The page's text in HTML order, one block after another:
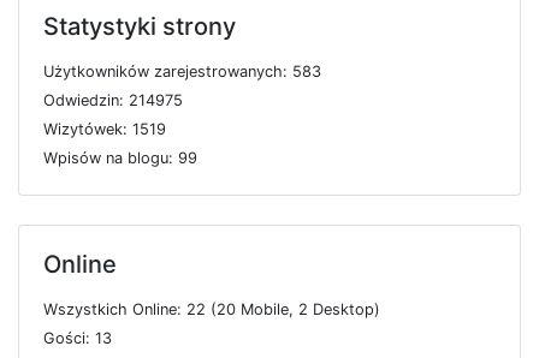
Statystyki strony
Użytkowników zarejestrowanych: 583
Odwiedzin: 214975
Wizytówek: 1519
Wpisów na blogu: 99
Online
Wszystkich Online: 22 (20 Mobile, 2 Desktop)
Gości: 13